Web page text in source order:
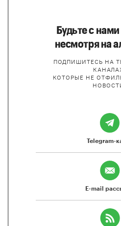
Будьте с
несмотря на
ПОДПИШИТЕСЬ НА
КОТОРЫЕ НЕ
Telegram-
E-mail